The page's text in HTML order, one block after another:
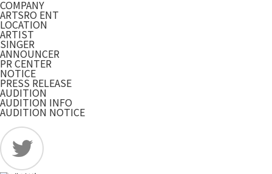
COMPANY
ARTSRO ENT
LOCATION
ARTIST
SINGER
ANNOUNCER
PR CENTER
NOTICE
PRESS RELEASE
AUDITION
AUDITION INFO
AUDITION NOTICE